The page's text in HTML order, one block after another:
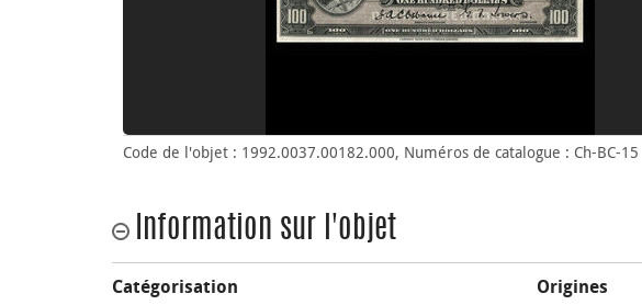
Code de l'objet : 1992.0037.00182.000, Numéros de catalogue : Ch-BC-15
Information sur l'objet
Catégorisation Origines